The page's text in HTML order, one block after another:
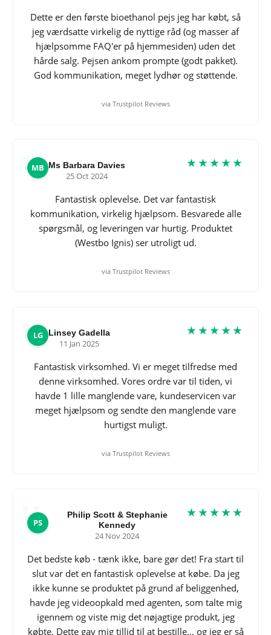
Dette er den første bioethanol pejs jeg har købt, så
jeg værdsatte virkelig de nyttige råd (og masser af
hjælpsomme FAQ'er på hjemmesiden) uden det
hårde salg. Pejsen ankom prompte (godt pakket).
God kommunikation, meget lydhør og støttende.
via Trustpilot Reviews
MB Ms Barbara Davies
25 Oct 2024
★★★★★
Fantastisk oplevelse. Det var fantastisk
kommunikation, virkelig hjælpsom. Besvarede alle
spørgsmål, og leveringen var hurtig. Produktet
(Westbo Ignis) ser utroligt ud.
via Trustpilot Reviews
LG Linsey Gadella
11 Jan 2025
★★★★★
Fantastisk virksomhed. Vi er meget tilfredse med
denne virksomhed. Vores ordre var til tiden, vi
havde 1 lille manglende vare, kundeservicen var
meget hjælpsom og sendte den manglende vare
hurtigst muligt.
via Trustpilot Reviews
PS
Philip Scott & Stephanie
Kennedy
24 Nov 2024
★★★★★
Det bedste køb - tænk ikke, bare gør det! Fra start til
slut var det en fantastisk oplevelse at købe. Da jeg
ikke kunne se produktet på grund af beliggenhed,
havde jeg videoopkald med agenten, som talte mig
igennem og viste mig det nøjagtige produkt, jeg
købte. Dette gav mig tillid til at bestille... og jeg er så